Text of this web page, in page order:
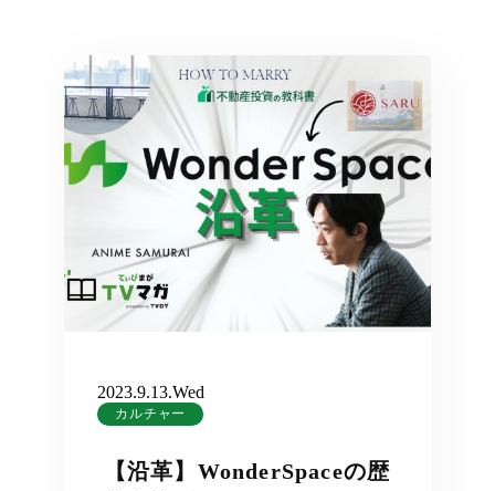
2023.9.13.Wed
カルチャー
【沿革】WonderSpaceの歴